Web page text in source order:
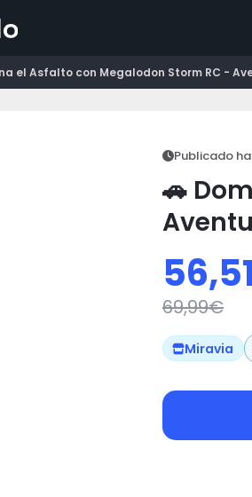
el Asfalto con Megalodon Storm RC -
Publicado
🚗
56,51
69,99€
Miravia